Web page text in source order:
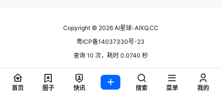
Copyright © 2026AI星球-AIXQ.CC
粤ICP备14037330号-23
查询 10 次，耗时 0.0740 秒
首页 圈子 快讯 搜索 菜单 我的